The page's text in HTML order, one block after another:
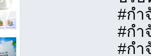
#กำ
#กำ
#กำ